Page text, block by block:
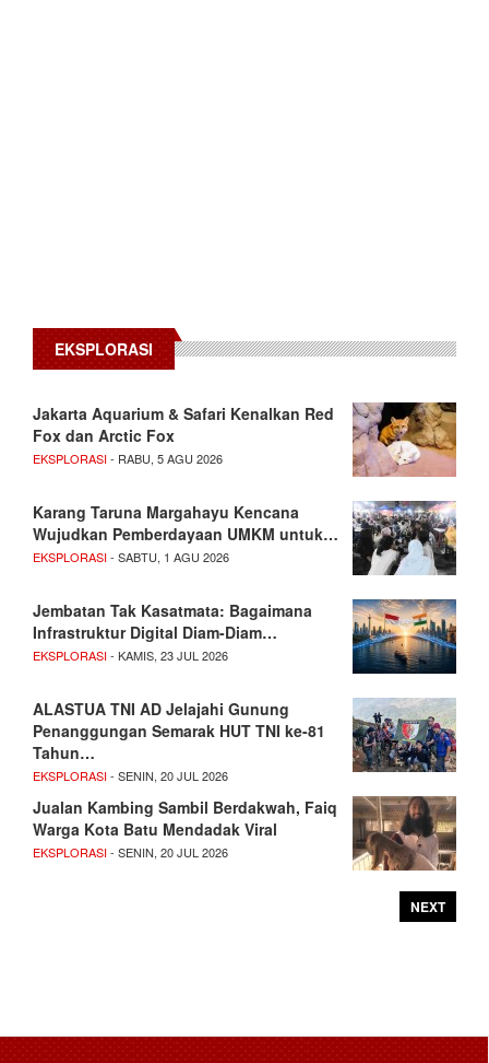
EKSPLORASI
Jakarta Aquarium & Safari Kenalkan Red
Fox dan Arctic Fox
EKSPLORASI- RABU, 5 AGU 2026
Karang Taruna Margahayu Kencana
Wujudkan Pemberdayaan UMKM untuk…
EKSPLORASI- SABTU, 1 AGU 2026
Jembatan Tak Kasatmata: Bagaimana
Infrastruktur Digital Diam-Diam…
EKSPLORASI- KAMIS, 23 JUL 2026
ALASTUA TNI AD Jelajahi Gunung
Penanggungan Semarak HUT TNI ke-81
Tahun…
EKSPLORASI- SENIN, 20 JUL 2026
Jualan Kambing Sambil Berdakwah, Faiq
Warga Kota Batu Mendadak Viral
EKSPLORASI- SENIN, 20 JUL 2026
NEXT